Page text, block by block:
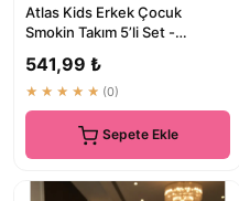
Atlas Kids Erkek Çocuk
Smokin Takım 5’li Set -
Gö...
541,99 ₺
★★★★★ (0)
Sepete Ekle